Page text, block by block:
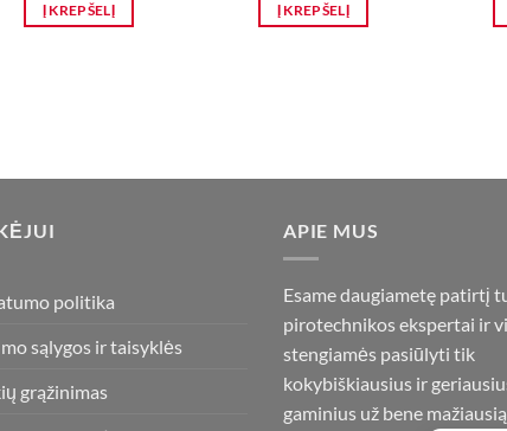
Į KREPŠELĮ Į KREPŠELĮ
politika
sąlygos ir taisyklės
grąžinimas
APIE MUS
Esame daugiametę patirtį
pirotechnikos ekspertai ir
stengiamės pasiūlyti tik
kokybiškiausius ir
gaminius už bene